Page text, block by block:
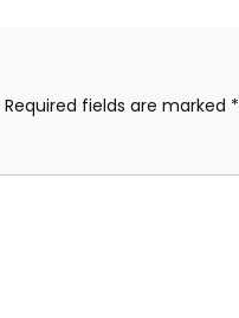
Required fields are marked *